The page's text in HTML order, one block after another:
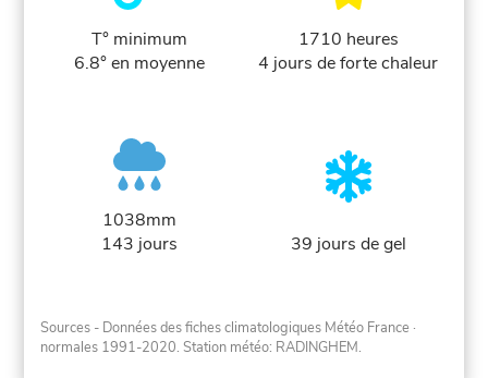
T° minimum
6.8° en moyenne
1710 heures
4 jours de forte chaleur
1038mm
143 jours
39 jours de gel
Sources - Données des fiches climatologiques Météo France ·
normales 1991-2020. Station météo: RADINGHEM.